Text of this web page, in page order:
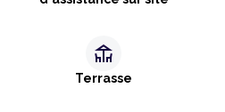
deck
Terrasse